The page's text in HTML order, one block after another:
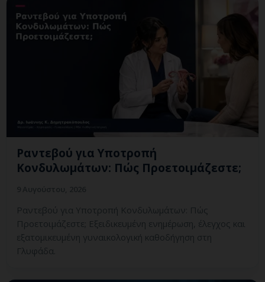
Ραντεβού για Υποτροπή
Κονδυλωμάτων: Πώς Προετοιμάζεστε;
Ραντεβού για Υποτροπή Κονδυλωμάτων: Πώς
Προετοιμάζεστε; Εξειδικευμένη ενημέρωση, έλεγχος και
εξατομικευμένη γυναικολογική καθοδήγηση στη
Γλυφάδα.